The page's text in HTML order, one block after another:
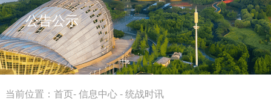
公告公示
当前位置： 首页-信息中心-统战时讯